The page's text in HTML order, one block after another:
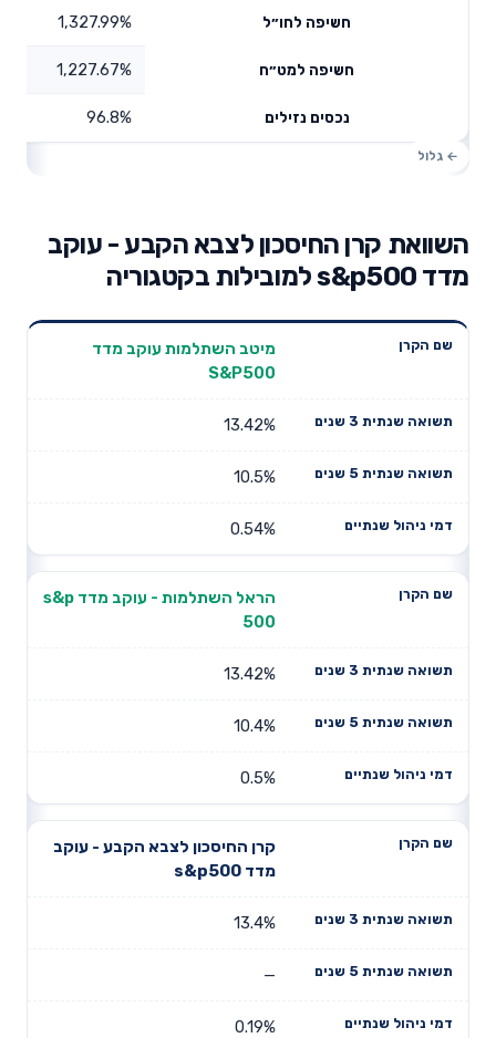
חשיפה לחו״ל 1,327.99%
חשיפה למט״ח 1,227.67%
נכסים נזילים 96.8%
השוואת קרן החיסכון לצבא הקבע - עוקב
מדד s&p500 למובילות בקטגוריה
שנתית 3
תשואה
מיטב השתלמות עוקב מדד
S&P500
13.42%
10.5%
0.54%
הראל השתלמות - עוקב מדד s&p
500
13.42%
10.4%
0.5%
קרן החיסכון לצבא הקבע - עוקב
מדד s&p500
13.4%
—
0.19%